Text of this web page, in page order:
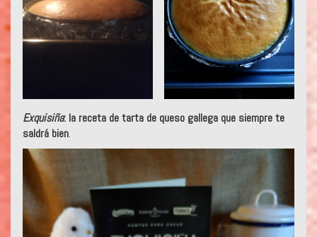
Exquisiña: la receta de tarta de queso gallega que siempre te
saldrá bien.